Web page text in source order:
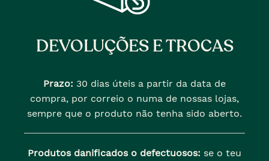
DEVOLUÇÕES E TROCAS
Prazo: 30 dias úteis a partir da data de
compra, por correio o numa de nossas lojas,
sempre que o produto não tenha sido aberto.
Produtos danificados o defectuosos: se o teu